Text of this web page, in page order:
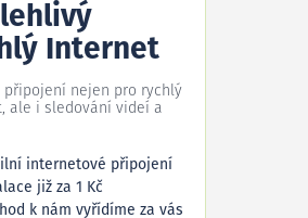
Internet
připojení nejen pro rychlý
ale i sledování videí a
internetové připojení
již za 1 Kč
k nám vyřídíme za vás